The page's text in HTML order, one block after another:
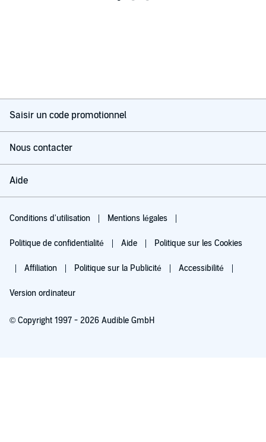
Saisir un code promotionnel
Nous contacter
Aide
Conditions d'utilisation Mentions légales
Politique de confidentialité Aide Politique sur les Cookies
Affiliation Politique sur la Publicité Accessibilité
Version ordinateur
© Copyright 1997 - 2026 Audible GmbH